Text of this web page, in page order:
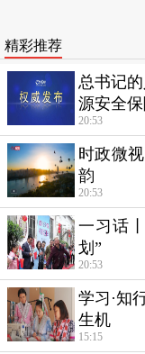
精彩推荐